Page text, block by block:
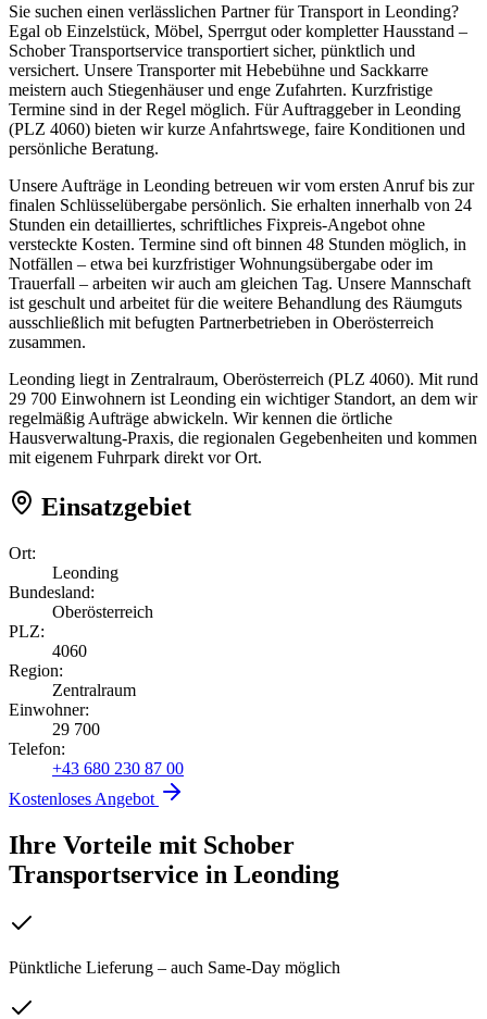
Sie suchen einen verlässlichen Partner für Transport in Leonding?
Egal ob Einzelstück, Möbel, Sperrgut oder kompletter Hausstand –
Schober Transportservice transportiert sicher, pünktlich und
versichert. Unsere Transporter mit Hebebühne und Sackkarre
meistern auch Stiegenhäuser und enge Zufahrten. Kurzfristige
Termine sind in der Regel möglich. Für Auftraggeber in Leonding
(PLZ 4060) bieten wir kurze Anfahrtswege, faire Konditionen und
persönliche Beratung.
Unsere Aufträge in Leonding betreuen wir vom ersten Anruf bis zur
finalen Schlüsselübergabe persönlich. Sie erhalten innerhalb von 24
Stunden ein detailliertes, schriftliches Fixpreis-Angebot ohne
versteckte Kosten. Termine sind oft binnen 48 Stunden möglich, in
Notfällen – etwa bei kurzfristiger Wohnungsübergabe oder im
Trauerfall – arbeiten wir auch am gleichen Tag. Unsere Mannschaft
ist geschult und arbeitet für die weitere Behandlung des Räumguts
ausschließlich mit befugten Partnerbetrieben in Oberösterreich
zusammen.
Leonding liegt in Zentralraum, Oberösterreich (PLZ 4060). Mit rund
29 700 Einwohnern ist Leonding ein wichtiger Standort, an dem wir
regelmäßig Aufträge abwickeln. Wir kennen die örtliche
Hausverwaltung-Praxis, die regionalen Gegebenheiten und kommen
mit eigenem Fuhrpark direkt vor Ort.
Einsatzgebiet
Ort:
Leonding
Bundesland:
Oberösterreich
PLZ:
4060
Region:
Zentralraum
Einwohner:
29 700
Telefon:
+43 680 230 87 00
Kostenloses Angebot
Ihre Vorteile mit Schober
Transportservice in Leonding
Pünktliche Lieferung – auch Same-Day möglich